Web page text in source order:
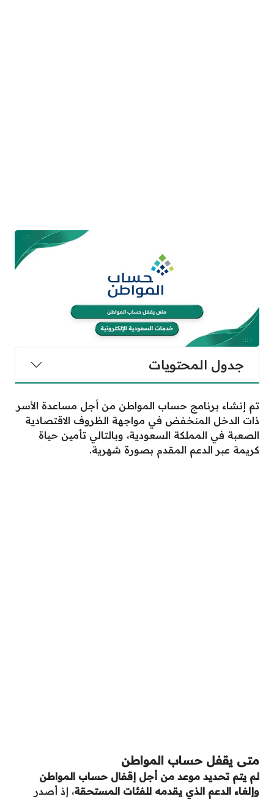
جدول المحتويات
تم إنشاء برنامج حساب المواطن من أجل مساعدة الأسر
ذات الدخل المنخفض في مواجهة الظروف الاقتصادية
الصعبة في المملكة السعودية، وبالتالي تأمين حياة
كريمة عبر الدعم المقدم بصورة شهرية.
متى يقفل حساب المواطن
لم يتم تحديد موعد من أجل إقفال حساب المواطن
وإلغاء الدعم الذي يقدمه للفئات المستحقة، إذ أصدر